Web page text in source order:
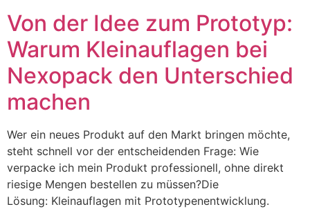
Von der Idee zum Prototyp:
Warum Kleinauflagen bei
Nexopack den Unterschied
machen
Wer ein neues Produkt auf den Markt bringen möchte,
steht schnell vor der entscheidenden Frage: Wie
verpacke ich mein Produkt professionell, ohne direkt
riesige Mengen bestellen zu müssen?Die
Lösung: Kleinauflagen mit Prototypenentwicklung.